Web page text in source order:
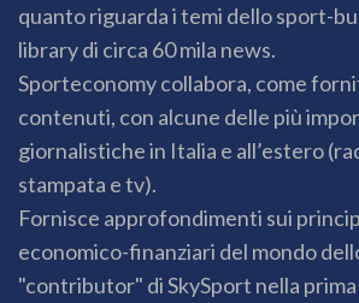
quanto riguarda i temi dello sport-
library di circa 60 mila news.
Sporteconomy collabora, come
contenuti, con alcune delle più
giornalistiche in Italia e all’estero
stampata e tv).
Fornisce approfondimenti sui
economico-finanziari del mondo
"contributor" di SkySport nella